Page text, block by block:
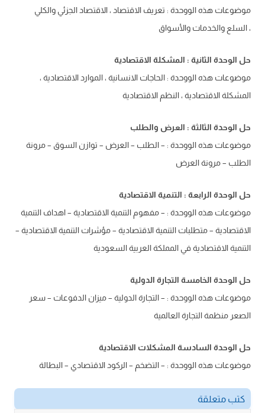
موضوعات هذه الووحدة : تعريف الاقتصاد ، الاقتصاد الجزئي والكلي
، السلع والخدمات والأسواق
حل الوحدة الثانية : المشكلة الاقتصادية
موضوعات هذه الووحدة : الحاجات الانسانية ، الموارد الاقتصادية ،
المشكلة الاقتصادية ، النظم الاقتصادية
حل الوحدة الثالثة : العرض والطلب
موضوعات هذه الووحدة : – الطلب – العرض – توازن السوق – مرونة
الطلب – مرونة العرض
حل الوحدة الرابعة : التنمية الاقتصادية
موضوعات هذه الووحدة : – مفهوم التنمية الاقتصادية – اهداف التنمية
الاقتصادية – متطلبات التنمية الاقتصادية – مؤشرات التنمية الاقتصادية –
التنمية الاقتصادية في المملكة العربية السعودية
حل الوحدة الخامسة التجارة الدولية
موضوعات هذه الووحدة : – التجارة الدولية – ميزان الدفوعات – سعر
الصعر منظمة التجارة العالمية
حل الوحدة السادسة المشكلات الاقتصادية
موضوعات هذه الووحدة : – التضخم – الركود الاقتصادي – البطالة
كتب متعلقة